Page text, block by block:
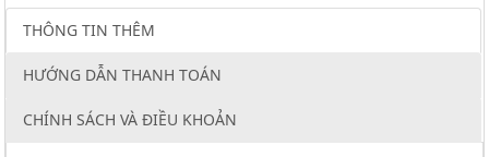
THÔNG TIN THÊM
HƯỚNG DẪN THANH TOÁN
CHÍNH SÁCH VÀ ĐIỀU KHOẢN